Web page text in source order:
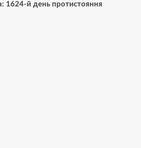
1624-й день протистояння